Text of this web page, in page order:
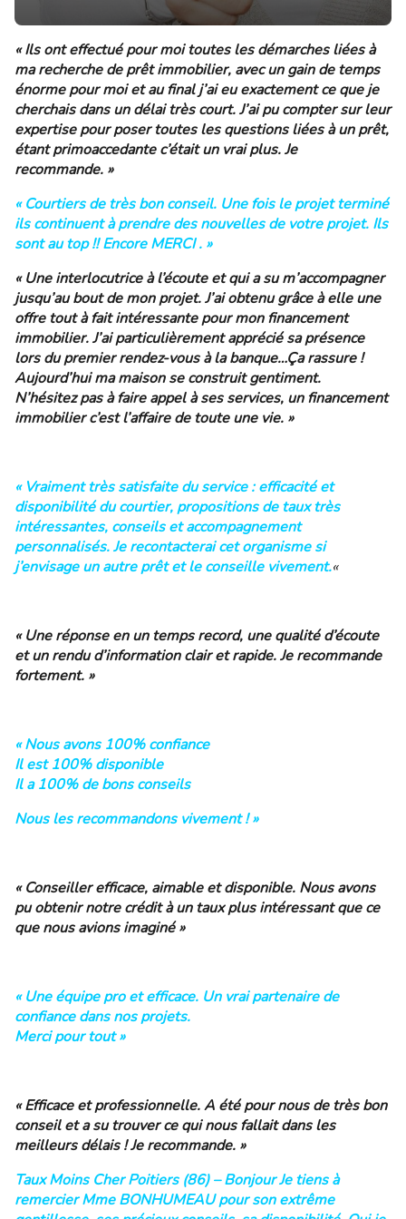
« Ils ont effectué pour moi toutes les démarches liées à
ma recherche de prêt immobilier, avec un gain de temps
énorme pour moi et au final j’ai eu exactement ce que je
cherchais dans un délai très court. J’ai pu compter sur leur
expertise pour poser toutes les questions liées à un prêt,
étant primoaccedante c’était un vrai plus. Je
recommande. »
« Courtiers de très bon conseil. Une fois le projet terminé
ils continuent à prendre des nouvelles de votre projet. Ils
sont au top !! Encore MERCI . »
« Une interlocutrice à l’écoute et qui a su m’accompagner
jusqu’au bout de mon projet. J’ai obtenu grâce à elle une
offre tout à fait intéressante pour mon financement
immobilier. J’ai particulièrement apprécié sa présence
lors du premier rendez-vous à la banque…Ça rassure !
Aujourd’hui ma maison se construit gentiment.
N’hésitez pas à faire appel à ses services, un financement
immobilier c’est l’affaire de toute une vie. »
« Vraiment très satisfaite du service : efficacité et
disponibilité du courtier, propositions de taux très
intéressantes, conseils et accompagnement
personnalisés. Je recontacterai cet organisme si
j’envisage un autre prêt et le conseille vivement.«
« Une réponse en un temps record, une qualité d’écoute
et un rendu d’information clair et rapide. Je recommande
fortement. »
« Nous avons 100% confiance
Il est 100% disponible
Il a 100% de bons conseils
Nous les recommandons vivement ! »
« Conseiller efficace, aimable et disponible. Nous avons
pu obtenir notre crédit à un taux plus intéressant que ce
que nous avions imaginé »
« Une équipe pro et efficace. Un vrai partenaire de
confiance dans nos projets.
Merci pour tout »
« Efficace et professionnelle. A été pour nous de très bon
conseil et a su trouver ce qui nous fallait dans les
meilleurs délais ! Je recommande. »
Taux Moins Cher Poitiers (86) – Bonjour Je tiens à
remercier Mme BONHUMEAU pour son extrême